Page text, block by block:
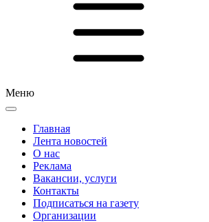
Меню
Главная
Лента новостей
О нас
Реклама
Вакансии, услуги
Контакты
Подписаться на газету
Организации